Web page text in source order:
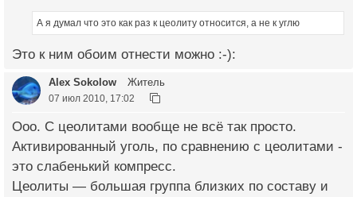
А я думал что это как раз к цеолиту относится, а не к углю
Это к ним обоим отнести можно :-):
Alex Sokolow Житель
07 июл 2010, 17:02
Ооо. С цеолитами вообще не всё так просто.
Активированный уголь, по сравнению с цеолитами -
это слабенький компресс.
Цеолиты — большая группа близких по составу и